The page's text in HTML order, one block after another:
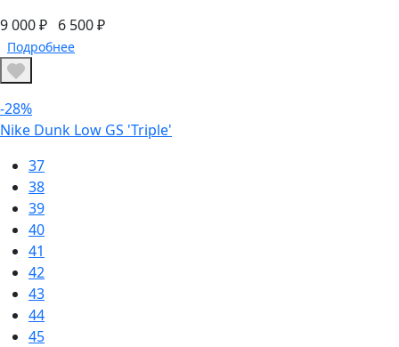
9 000 ₽ 6 500 ₽
Подробнее
-28%
Nike Dunk Low GS 'Triple'
37
38
39
40
41
42
43
44
45